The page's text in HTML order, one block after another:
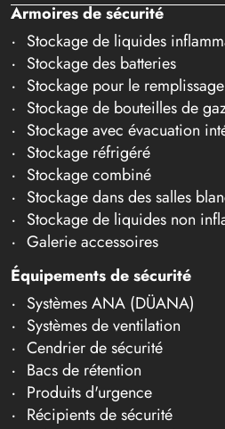
Armoires de sécurité
Stockage de liquides
Stockage des batteries
Stockage pour le remplissage
Stockage de bouteilles de
Stockage avec évacuation
Stockage réfrigéré
Stockage combiné
Stockage dans des salles
Stockage de liquides non
Galerie accessoires
Équipements de sécurité
Systèmes ANA (DÜANA)
Systèmes de ventilation
Cendrier de sécurité
Bacs de rétention
Produits d'urgence
Récipients de sécurité